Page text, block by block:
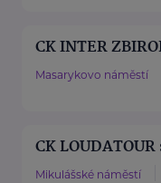
CK INTER
Masarykovo náměstí
CK
Mikulášské náměstí